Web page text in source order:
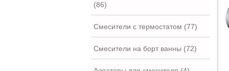
(86)
Смесители с термостатом (77)
Смесители на борт ванны (72)